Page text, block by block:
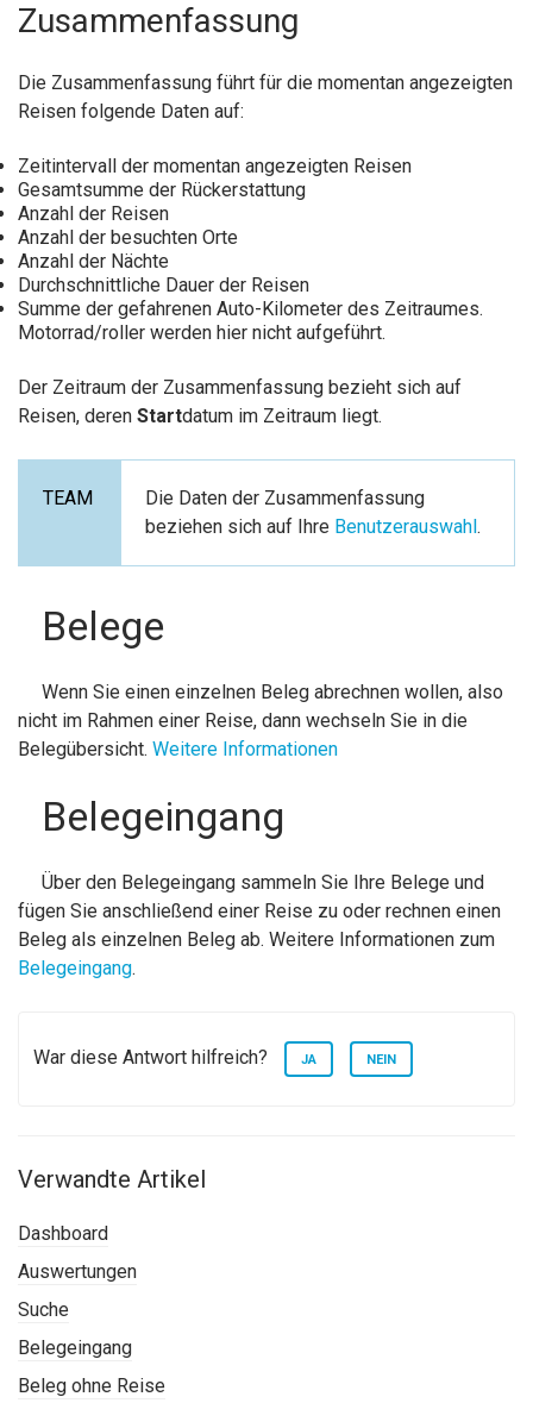
Zusammenfassung
Die Zusammenfassung führt für die momentan angezeigten
Reisen folgende Daten auf:
Zeitintervall der momentan angezeigten Reisen
Gesamtsumme der Rückerstattung
Anzahl der Reisen
Anzahl der besuchten Orte
Anzahl der Nächte
Durchschnittliche Dauer der Reisen
Summe der gefahrenen Auto-Kilometer des Zeitraumes.
Motorrad/roller werden hier nicht aufgeführt.
Der Zeitraum der Zusammenfassung bezieht sich auf
Reisen, deren Startdatum im Zeitraum liegt.
Die Daten der Zusammenfassung
beziehen sich auf Ihre Benutzerauswahl .
Belege
Wenn Sie einen einzelnen Beleg abrechnen wollen, also
nicht im Rahmen einer Reise, dann wechseln Sie in die
Belegübersicht. Weitere Informationen
Belegeingang
Über den Belegeingang sammeln Sie Ihre Belege und
fügen Sie anschließend einer Reise zu oder rechnen einen
Beleg als einzelnen Beleg ab. Weitere Informationen zum
Belegeingang.
War diese Antwort hilfreich? JA NEIN
Verwandte Artikel
Dashboard
Auswertungen
Suche
Belegeingang
Beleg ohne Reise